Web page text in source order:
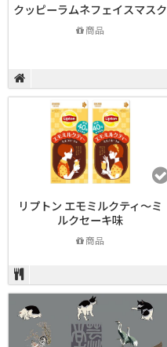
クッピーラムネフェイスマスク
商品
リプトン エモミルクティ～ミ
ルクセーキ味
商品